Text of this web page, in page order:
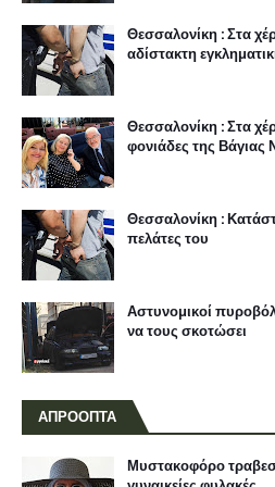
Θεσσαλονίκη : Στα
αδίστακτη
Θεσσαλονίκη : Στα
φονιάδες της Βάγιας
Θεσσαλονίκη :
πελάτες του
Αστυνομικοί
να τους σκοτώσει
ΑΠΡΟΟΠΤΑ
Μυστακοφόρο